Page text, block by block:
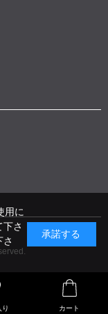
り カート
用に
さ
さ
承諾する